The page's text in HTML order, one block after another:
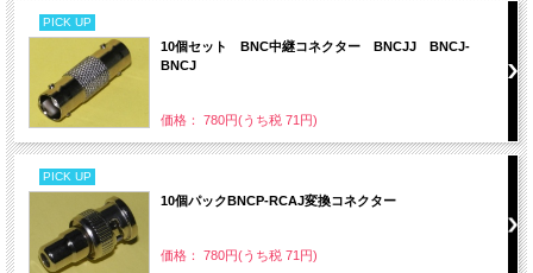
PICK UP
10個セット BNC中継コネクター BNCJJ BNCJ-
BNCJ
価格： 780円(うち税 71円)
PICK UP
10個パックBNCP-RCAJ変換コネクター
価格： 780円(うち税 71円)